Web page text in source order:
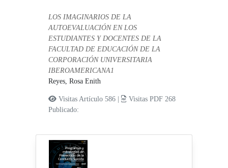
LOS IMAGINARIOS DE LA
AUTOEVALUACIÓN EN LOS
ESTUDIANTES Y DOCENTES DE LA
FACULTAD DE EDUCACIÓN DE LA
CORPORACIÓN UNIVERSITARIA
IBEROAMERICANA1
Reyes, Rosa Enith
Visitas Artículo 586 |
Visitas PDF 268
Publicado: